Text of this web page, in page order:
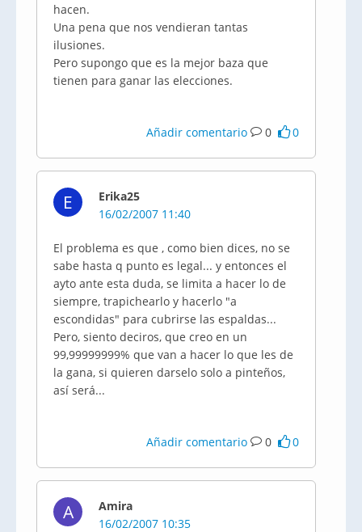
hacen.
Una pena que nos vendieran tantas
ilusiones.
Pero supongo que es la mejor baza que
tienen para ganar las elecciones.
Añadir comentario 0 0
E
Erika25
16/02/2007 11:40
El problema es que , como bien dices, no se
sabe hasta q punto es legal... y entonces el
ayto ante esta duda, se limita a hacer lo de
siempre, trapichearlo y hacerlo "a
escondidas" para cubrirse las espaldas...
Pero, siento deciros, que creo en un
99,99999999% que van a hacer lo que les de
la gana, si quieren darselo solo a pinteños,
así será...
Añadir comentario 0 0
A
Amira
16/02/2007 10:35